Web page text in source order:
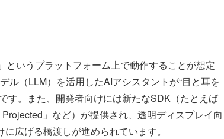
いうプラットフォーム上で動作することが想定
ル（LLM）を活用したAIアシスタントが“目と耳を
す。また、開発者向けには新たなSDK（たとえば
」など）が提供され、透明ディスプレイ向
広げる橋渡しが進められています。